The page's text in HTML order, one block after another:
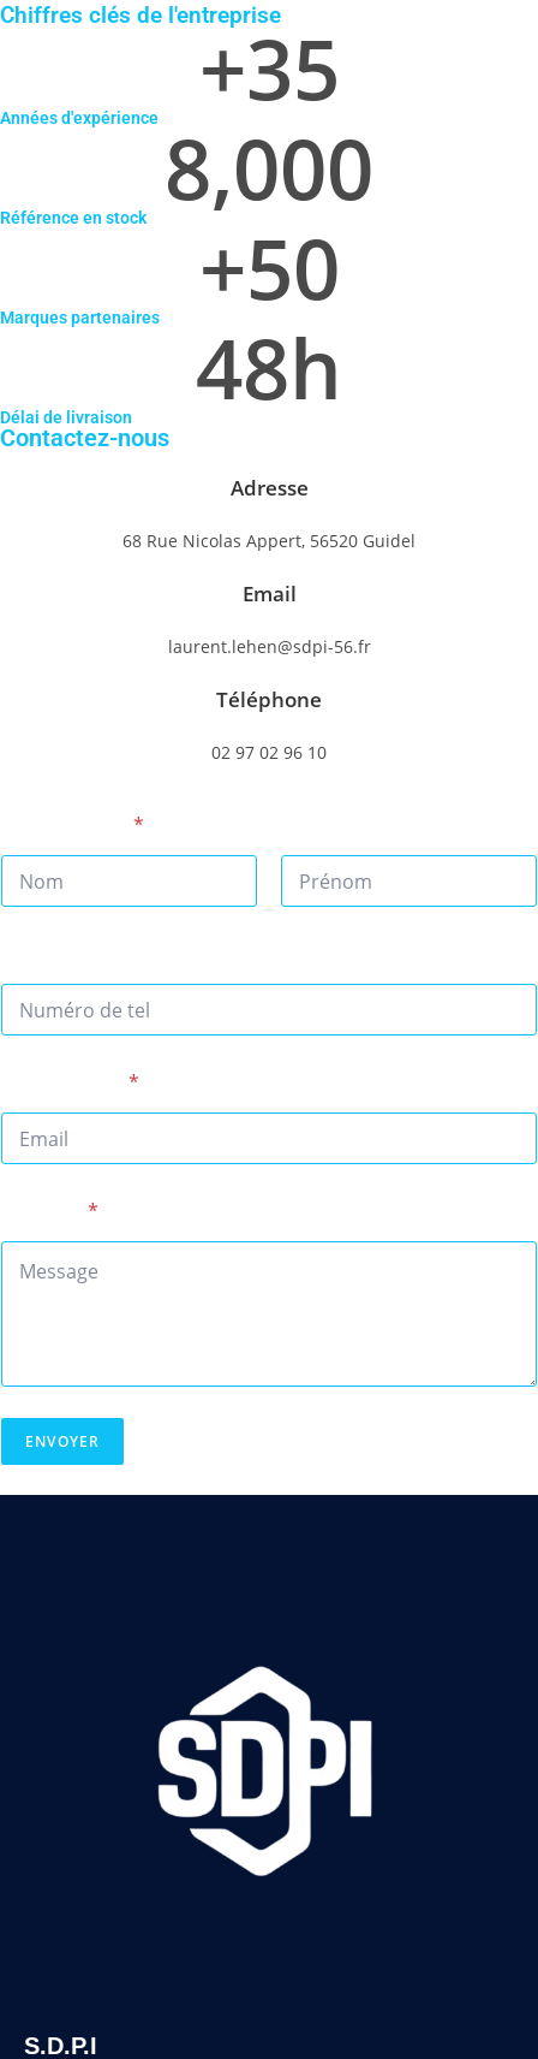
Chiffres clés de l'entreprise
+35
Années d'expérience 8,000
Référence en stock +50
Marques partenaires 48h
Délai de livraison
Contactez-nous
Adresse
68 Rue Nicolas Appert, 56520 Guidel
Email
laurent.lehen@sdpi-56.fr
Téléphone
02 97 02 96 10
*
*
*
ENVOYER
S.D.P.I